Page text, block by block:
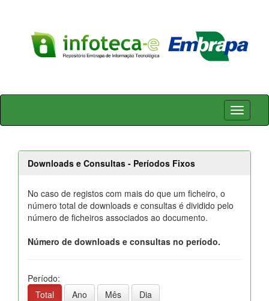
Skip
Downloads e Consultas - Períodos Fixos
No caso de registos com mais do que um ficheiro, o
número total de downloads e consultas é dividido pelo
número de ficheiros associados ao documento.
Número de downloads e consultas no período.
Período:
Total
Ano Mês Dia